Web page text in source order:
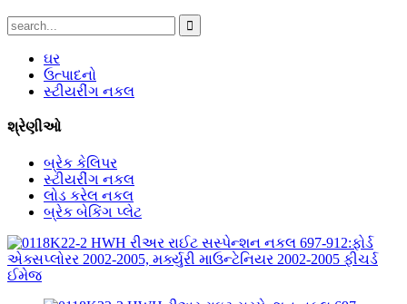
ઘર
ઉત્પાદનો
સ્ટીયરીંગ નકલ
શ્રેણીઓ
બ્રેક કેલિપર
સ્ટીયરીંગ નકલ
લોડ કરેલ નકલ
બ્રેક બેકિંગ પ્લેટ